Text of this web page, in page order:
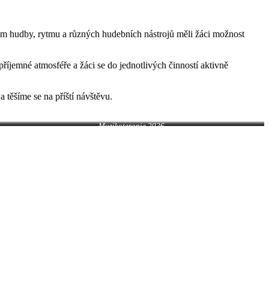
hudby, rytmu a různých hudebních nástrojů měli žáci možnost
atmosféře a žáci se do jednotlivých činností aktivně
se na příští návštěvu.
Muzikoterapie 2026
Muzikoterapie 2026